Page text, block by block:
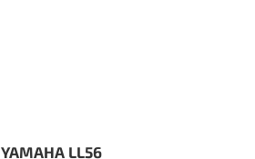
YAMAHA LL56